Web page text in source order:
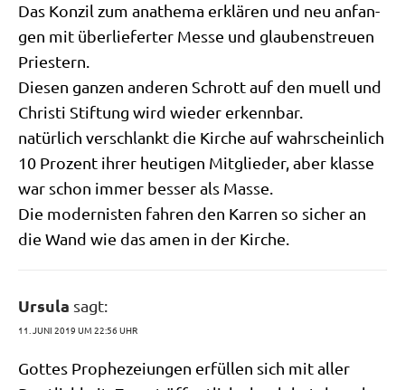
Das Kon­zil zum ana­the­ma erklä­ren und neu anfan­
gen mit über­lie­fer­ter Mes­se und glau­bens­treu­en
Priestern.
Die­sen gan­zen ande­ren Schrott auf den muell und
Chri­sti Stif­tung wird wie­der erkennbar.
natür­lich ver­schlankt die Kir­che auf wahr­schein­lich
10 Pro­zent ihrer heu­ti­gen Mit­glie­der, aber klas­se
war schon immer bes­ser als Masse.
Die moder­ni­sten fah­ren den Kar­ren so sicher an
die Wand wie das amen in der Kirche.
Ursula sagt:
11. JUNI 2019 UM 22:56 UHR
Got­tes Pro­phe­zei­un­gen erfül­len sich mit aller